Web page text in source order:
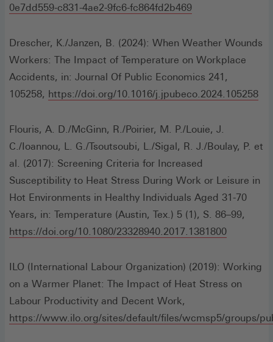
0e7dd559-c831-4ae2-9fc6-fc864fd2b469(Öffnet
einem
neuen
Fenster)
Drescher, K./Janzen, B. (2024): When Weather Wounds
Workers: The Impact of Temperature on Workplace
Accidents, in: Journal Of Public Economics 241,
105258, https://doi.org/10.1016/j.jpubeco.2024.105258
Flouris, A. D./McGinn, R./Poirier, M. P./Louie, J.
C./Ioannou, L. G./Tsoutsoubi, L./Sigal, R. J./Boulay, P. et
al. (2017): Screening Criteria for Increased
Susceptibility to Heat Stress During Work or Leisure in
Hot Environments in Healthy Individuals Aged 31-70
Years, in: Temperature (Austin, Tex.) 5 (1), S. 86–99,
https://doi.org/10.1080/23328940.2017.1381800(Öffnet
einem
neuen
ILO (International Labour Organization) (2019): Working
on a Warmer Planet: The Impact of Heat Stress on
Labour Productivity and Decent Work,
https://www.ilo.org/sites/default/files/wcmsp5/groups/